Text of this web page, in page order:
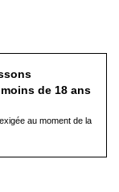
de 18 ans
au moment de la